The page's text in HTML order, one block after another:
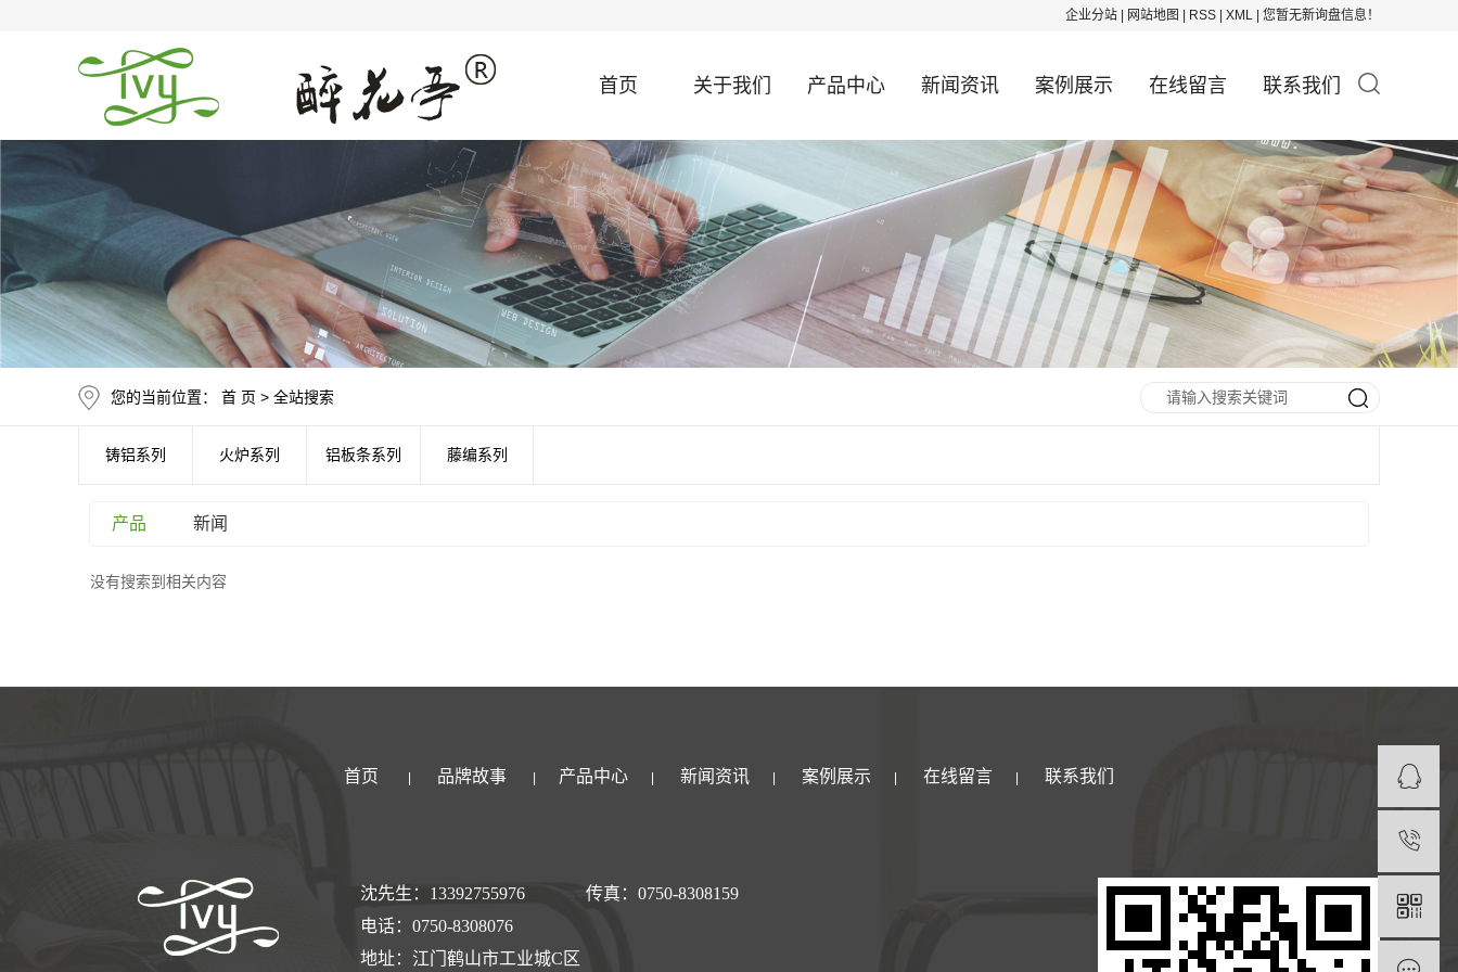
企业分站 网站地图 RSS XML 您暂无新询盘信息！
首页 关于我们 产品中心 新闻资讯 案例展示 在线留言 联系我们
您的当前位置： 首 页 > 全站搜索
铸铝系列 火炉系列 铝板条系列 藤编系列
产品 新闻
没有搜索到相关内容
首页 品牌故事 产品中心 新闻资讯 案例展示 在线留言 联系我们
沈先生：13392755976 传真：0750-8308159
电话：0750-8308076
地址：江门鹤山市工业城C区